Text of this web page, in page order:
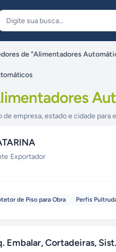
de "Alimentadores
de empresa, estado e cidade para
·Exportador
de Piso para Obra Perfis
Embalar, Cortadeiras,